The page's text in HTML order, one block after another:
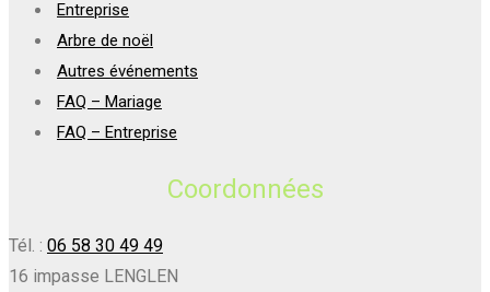
Entreprise
Arbre de noël
Autres événements
FAQ – Mariage
FAQ – Entreprise
Coordonnées
Tél. : 06 58 30 49 49
16 impasse LENGLEN